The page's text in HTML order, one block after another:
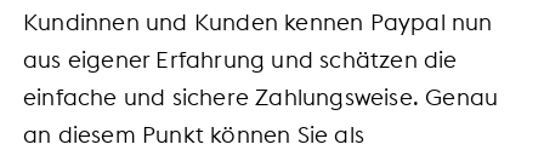
Kundinnen und Kunden kennen Paypal nun
aus eigener Erfahrung und schätzen die
einfache und sichere Zahlungsweise. Genau
an diesem Punkt können Sie als